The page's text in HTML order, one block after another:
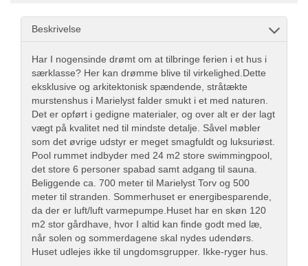
Beskrivelse
Har I nogensinde drømt om at tilbringe ferien i et hus i
særklasse? Her kan drømme blive til virkelighed.Dette
eksklusive og arkitektonisk spændende, stråtækte
murstenshus i Marielyst falder smukt i et med naturen.
Det er opført i gedigne materialer, og over alt er der lagt
vægt på kvalitet ned til mindste detalje. Såvel møbler
som det øvrige udstyr er meget smagfuldt og luksuriøst.
Pool rummet indbyder med 24 m2 store swimmingpool,
det store 6 personer spabad samt adgang til sauna.
Beliggende ca. 700 meter til Marielyst Torv og 500
meter til stranden. Sommerhuset er energibesparende,
da der er luft/luft varmepumpe.Huset har en skøn 120
m2 stor gårdhave, hvor I altid kan finde godt med læ,
når solen og sommerdagene skal nydes udendørs.
Huset udlejes ikke til ungdomsgrupper. Ikke-ryger hus.